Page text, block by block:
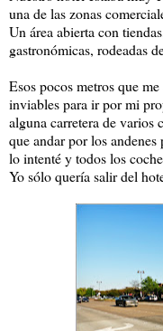
una de las zonas
Un área abierta con
gastronómicas, rodeadas
Esos pocos metros que
inviables para ir por mi
alguna carretera de varios
que andar por los
lo intenté y todos los
Yo sólo quería salir del